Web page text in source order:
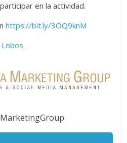
en la actividad.
https://bit.ly/3OQ9knM
Lobos